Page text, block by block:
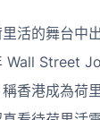
活的舞台中
Wall Street
香港成為荷